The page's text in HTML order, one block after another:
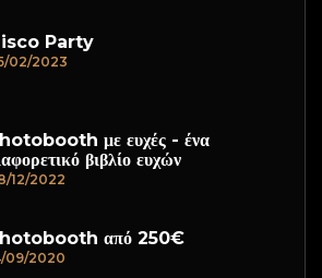
Party
02/2023
με ευχές - ένα
βιβλίο ευχών
12/2022
από 250€
09/2020